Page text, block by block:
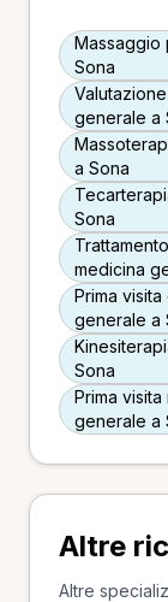
Massaggio
Sona
generale a
a Sona
Sona
medicina
Prima
generale a
Sona
Prima
generale a
Altre
Altre